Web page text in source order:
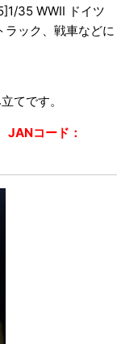
35 WWII ドイツ
ック、戦車などに
てです。
コード：